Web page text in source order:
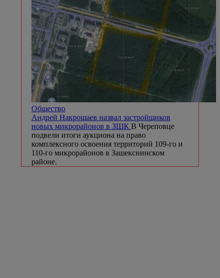
Общество
Андрей Накрошаев назвал застройщиков
новых микрорайонов в ЗШК В Череповце
подвели итоги аукциона на право
комплексного освоения территорий 109-го и
110-го микрорайонов в Зашекснинском
районе.